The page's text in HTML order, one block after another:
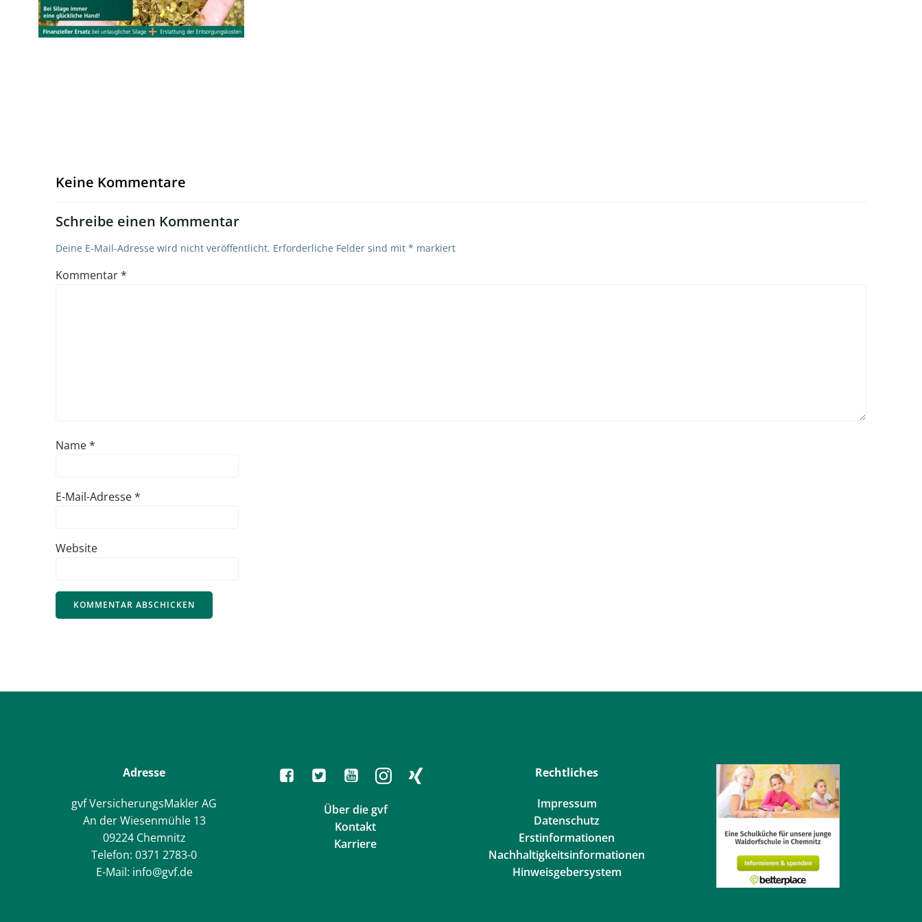
Keine Kommentare
Schreibe einen Kommentar
Deine E-Mail-Adresse wird nicht veröffentlicht. Erforderliche Felder sind mit * markiert
Kommentar*
Name*
E-Mail-Adresse*
Website
Adresse
gvf VersicherungsMakler AG
An der Wiesenmühle 13
09224 Chemnitz
Telefon: 0371 2783-0
E-Mail: info@gvf.de
Über die gvf
Kontakt
Karriere
Rechtliches
Impressum
Datenschutz
Erstinformationen
Nachhaltigkeitsinformationen
Hinweisgebersystem